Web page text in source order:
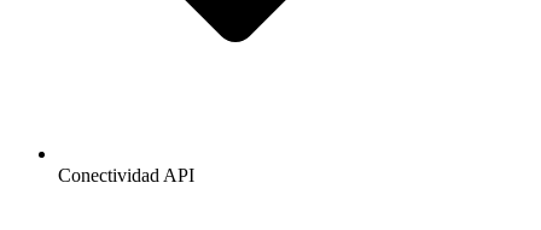
Conectividad API